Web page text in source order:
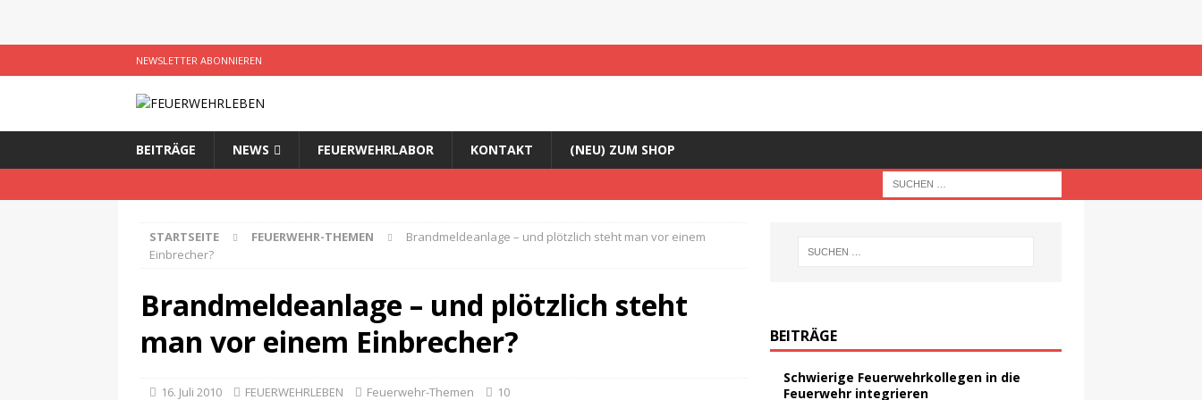
NEWSLETTER ABONNIEREN
BEITRÄGE NEWS FEUERWEHRLABOR KONTAKT (NEU) ZUM SHOP
STARTSEITE FEUERWEHR-THEMEN
Brandmeldeanlage – und plötzlich steht man vor einem
Einbrecher?
Brandmeldeanlage – und plötzlich steht
man vor einem Einbrecher?
16. Juli 2010 FEUERWEHRLEBEN Feuerwehr-Themen 10
BEITRÄGE
Schwierige Feuerwehrkollegen in die
Feuerwehr integrieren